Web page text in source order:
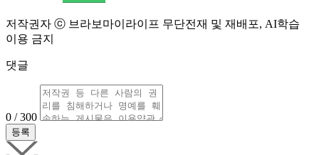
저작권자 ⓒ 브라보마이라이프 무단전재 및 재배포, AI학습
이용 금지
댓글
0 / 300